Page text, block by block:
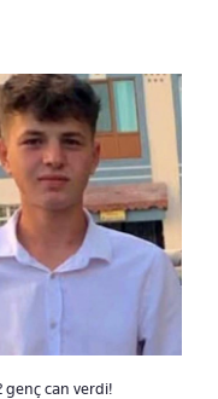
genç can verdi!